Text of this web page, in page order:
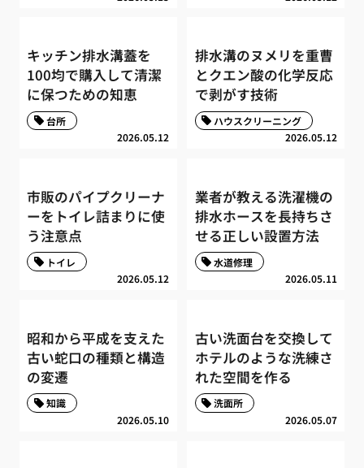
キッチン排水溝蓋を
100均で購入して清潔
に保つための知恵
2026.05.12
台所
排水溝のヌメリを重曹
とクエン酸の化学反応
で剥がす技術
2026.05.12
ハウスクリーニング
市販のパイプクリーナ
ーをトイレ詰まりに使
う注意点
2026.05.12
トイレ
業者が教える洗濯機の
排水ホースを長持ちさ
せる正しい設置方法
2026.05.11
水道修理
昭和から平成を支えた
古い蛇口の種類と構造
の変遷
2026.05.10
知識
古い洗面台を交換して
ホテルのような洗練さ
れた空間を作る
2026.05.07
洗面所